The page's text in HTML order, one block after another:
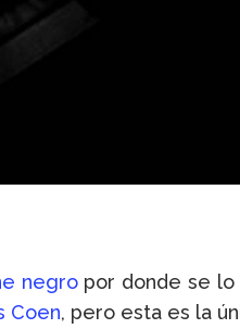
negropor donde se lo
Coen, pero esta es la